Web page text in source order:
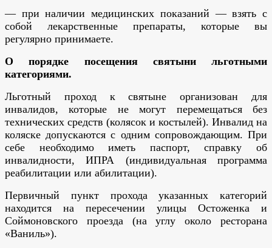
— при наличии медицинских показаний — взять с
собой лекарственные препараты, которые вы
регулярно принимаете.
О порядке посещения святыни льготными
категориями.
Льготный проход к святыне организован для
инвалидов, которые не могут перемещаться без
технических средств (колясок и костылей). Инвалид на
коляске допускаются с одним сопровождающим. При
себе необходимо иметь паспорт, справку об
инвалидности, ИПРА (индивидуальная программа
реабилитации или абилитации).
Первичный пункт прохода указанных категорий
находится на пересечении улицы Остоженка и
Соймоновского проезда (на углу около ресторана
«Ваниль»).